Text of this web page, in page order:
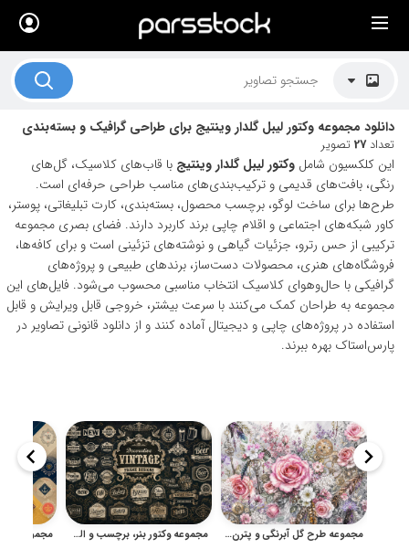
دانلود مجموعه وکتور لیبل گلدار وینتیج برای طراحی گرافیک و بسته‌بندی
تعداد27تصویر
این کلکسیون شامل وکتور لیبل گلدار وینتیج با قاب‌های کلاسیک، گل‌های
رنگی، بافت‌های قدیمی و ترکیب‌بندی‌های مناسب طراحی حرفه‌ای است.
طرح‌ها برای ساخت لوگو، برچسب محصول، بسته‌بندی، کارت تبلیغاتی، پوستر،
کاور شبکه‌های اجتماعی و اقلام چاپی برند کاربرد دارند. فضای بصری مجموعه
ترکیبی از حس رترو، جزئیات گیاهی و نوشته‌های تزئینی است و برای کافه‌ها،
فروشگاه‌های هنری، محصولات دست‌ساز، برندهای طبیعی و پروژه‌های
گرافیکی با حال‌وهوای کلاسیک انتخاب مناسبی محسوب می‌شود. فایل‌های این
مجموعه به طراحان کمک می‌کنند با سرعت بیشتر، خروجی قابل ویرایش و قابل
استفاده در پروژه‌های چاپی و دیجیتال آماده کنند و از دانلود قانونی تصاویر در
پارس‌استاک بهره ببرند.
مجموعه طرح گل آبرنگی و پترن گلدار برای طراحی دکوراتیو مجموعه وکتور بنر، برچسب و المان تزئینی وینتیج برای طراحی
× لیست قیمت ها
موضوعات تصاویر
دکوراسیون و فضاها
هنرمندان ایرانی
کسب درآمد از فروش تصاویر
021 28428845
تماس با ما
بلاگ پارس استاک